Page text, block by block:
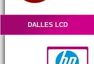
DALLES LCD